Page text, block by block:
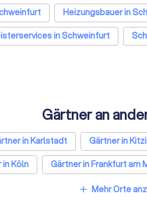
Heizungsbauer in
in Schweinfurt
Gärtner an
in Karlstadt Gärtner in
Köln Gärtner in Frankfurt am
Gärtner in Dresden
add Mehr Orte